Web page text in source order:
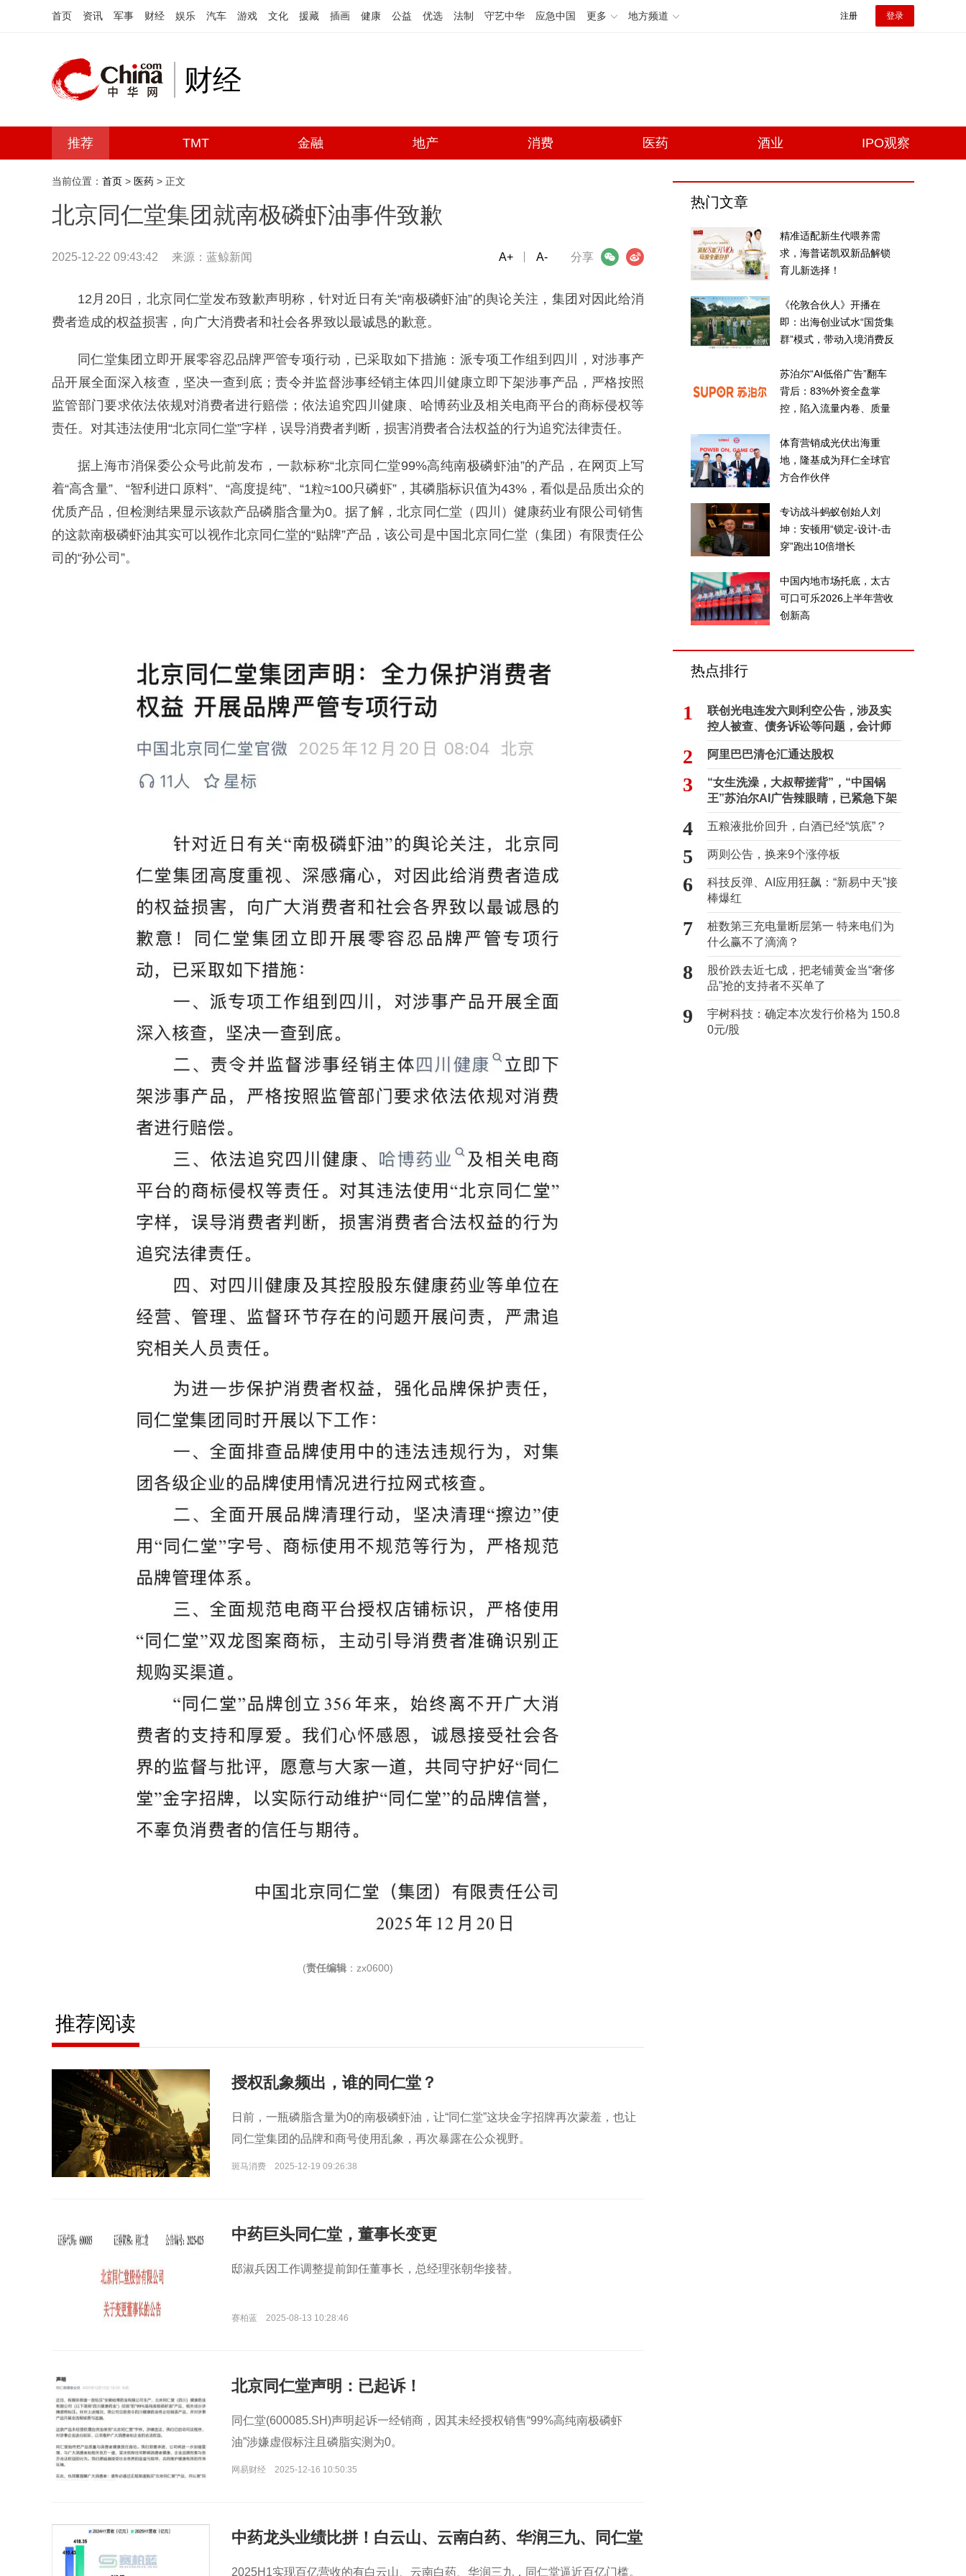
首页 资讯 军事 财经 娱乐 汽车 游戏 文化 援藏 插画 健康 公益 优选 法制 守艺中华 应急中国 更多 地方频道 注册 登录
财经
推荐 TMT 金融 地产 消费 医药 酒业 IPO观察
当前位置： 首页 > 医药 > 正文
北京同仁堂集团就南极磷虾油事件致歉
2025-12-22 09:43:42 来源：蓝鲸新闻 分享
微信 微博
A+ A-
12月20日，北京同仁堂发布致歉声明称，针对近日有关“南极磷虾油”的舆论关注，集团对因此给消
费者造成的权益损害，向广大消费者和社会各界致以最诚恳的歉意。
同仁堂集团立即开展零容忍品牌严管专项行动，已采取如下措施：派专项工作组到四川，对涉事产
品开展全面深入核查，坚决一查到底；责令并监督涉事经销主体四川健康立即下架涉事产品，严格按照
监管部门要求依法依规对消费者进行赔偿；依法追究四川健康、哈博药业及相关电商平台的商标侵权等
责任。对其违法使用“北京同仁堂”字样，误导消费者判断，损害消费者合法权益的行为追究法律责任。
据上海市消保委公众号此前发布，一款标称“北京同仁堂99%高纯南极磷虾油”的产品，在网页上写
着“高含量”、“智利进口原料”、“高度提纯”、“1粒≈100只磷虾”，其磷脂标识值为43%，看似是品质出众的
优质产品，但检测结果显示该款产品磷脂含量为0。据了解，北京同仁堂（四川）健康药业有限公司销售
的这款南极磷虾油其实可以视作北京同仁堂的“贴牌”产品，该公司是中国北京同仁堂（集团）有限责任公
司的“孙公司”。
(责任编辑 ：zx0600)
推荐阅读
授权乱象频出，谁的同仁堂？
日前，一瓶磷脂含量为0的南极磷虾油，让“同仁堂”这块金字招牌再次蒙羞，也让
同仁堂集团的品牌和商号使用乱象，再次暴露在公众视野。
斑马消费 2025-12-19 09:26:38
中药巨头同仁堂，董事长变更
邸淑兵因工作调整提前卸任董事长，总经理张朝华接替。
赛柏蓝 2025-08-13 10:28:46
北京同仁堂声明：已起诉！
同仁堂(600085.SH)声明起诉一经销商，因其未经授权销售“99%高纯南极磷虾
油”涉嫌虚假标注且磷脂实测为0。
网易财经 2025-12-16 10:50:35
中药龙头业绩比拼！白云山、云南白药、华润三九、同仁堂
2025H1实现百亿营收的有白云山、云南白药、华润三九，同仁堂逼近百亿门槛。
热门文章
精准适配新生代喂养需
求，海普诺凯双新品解锁
育儿新选择！
《伦敦合伙人》开播在
即：出海创业试水“国货集
群”模式，带动入境消费反
苏泊尔“AI低俗广告”翻车
背后：83%外资全盘掌
控，陷入流量内卷、质量
体育营销成光伏出海重
地，隆基成为拜仁全球官
方合作伙伴
专访战斗蚂蚁创始人刘
坤：安顿用“锁定-设计-击
穿”跑出10倍增长
中国内地市场托底，太古
可口可乐2026上半年营收
创新高
热点排行
1
联创光电连发六则利空公告，涉及实
控人被查、债务诉讼等问题，会计师
事务所曾出具“保留意见”
2 阿里巴巴清仓汇通达股权
3
“女生洗澡，大叔帮搓背”，“中国锅
王”苏泊尔AI广告辣眼睛，已紧急下架
4 五粮液批价回升，白酒已经“筑底”？
5 两则公告，换来9个涨停板
6
科技反弹、AI应用狂飙：“新易中天”接
棒爆红
7
桩数第三充电量断层第一 特来电们为
什么赢不了滴滴？
8
股价跌去近七成，把老铺黄金当“奢侈
品”抢的支持者不买单了
9
宇树科技：确定本次发行价格为 150.8
0元/股